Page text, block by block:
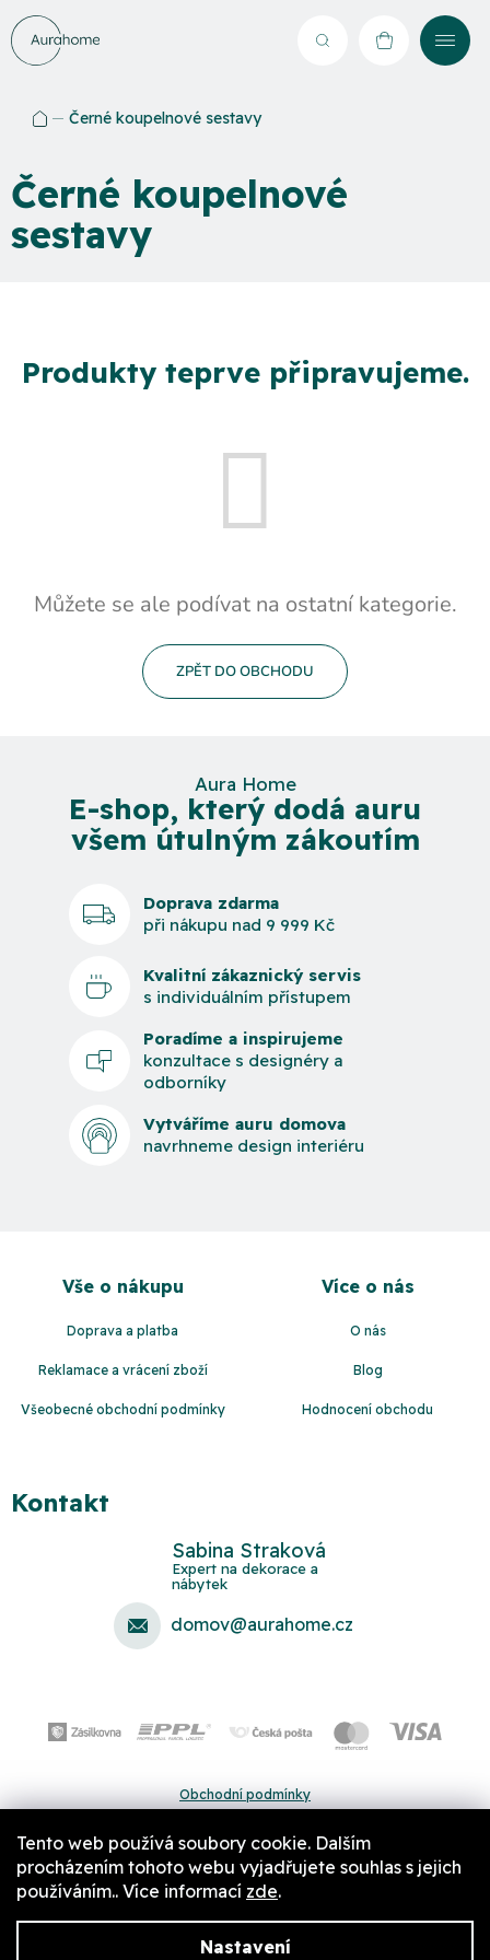
Tento web používá soubory cookie. Dalším
procházením tohoto webu vyjadřujete souhlas s jejich
používáním.. Více informací zde.
Nastavení
Přejít
na
obsah
Hledat NÁKUPNÍ
Černé koupelnové sestavy
Černé koupelnové
sestavy
Produkty teprve připravujeme.
Můžete se ale podívat na ostatní kategorie.
ZPĚT DO OBCHODU
Aura Home
E-shop, který dodá auru
všem útulným zákoutím
Doprava zdarma
při nákupu nad 9 999 Kč
Kvalitní zákaznický servis
s individuálním přístupem
Poradíme a inspirujeme
konzultace s designéry a
odborníky
Vytváříme auru domova
navrhneme design interiéru
Vše o nákupu
Doprava a platba
Reklamace a vrácení zboží
Všeobecné obchodní podmínky
Více o nás
O nás
Blog
Hodnocení obchodu
Kontakt
Sabina Straková
domov@aurahome.cz
Obchodní podmínky
Pravidla a nastavení cookies